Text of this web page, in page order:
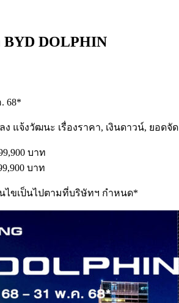
DOLPHIN
68*
แจ้งวัฒนะ เรื่องราคา, เงินดาวน์, ยอดจัด
บาท
บาท
นไขเป็นไปตามที่บริษัทฯ กำหนด*